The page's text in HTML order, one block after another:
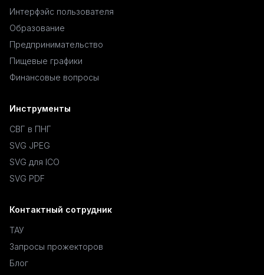
Интерфэйс пользователя
Образование
Предпринимательство
Пищевые графики
Финансовые вопросы
Инструменты
СВГ в ПНГ
SVG JPEG
SVG для ICO
SVG PDF
Контактный сотрудник
ТАУ
Запросы прожекторов
Блог